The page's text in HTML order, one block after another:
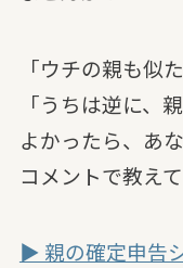
「ウチの親も似
「うちは逆に、
よかったら、あ
コメントで教えて
▶ 親の確定申告